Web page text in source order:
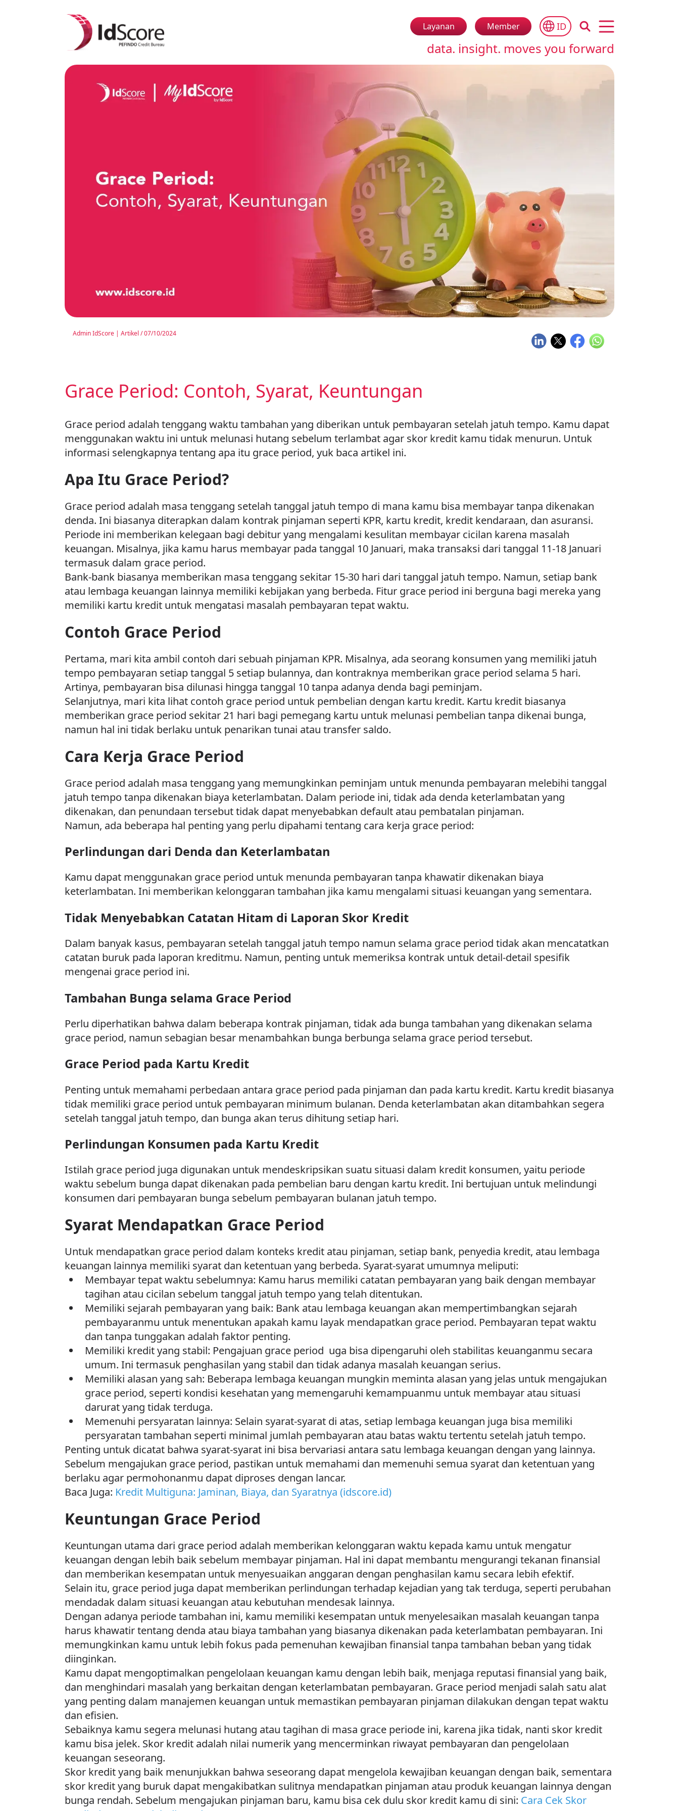
Layanan Member ID Open main menu
data. insight. moves you forward
Admin IdScore | Artikel /07/10/2024
Grace Period: Contoh, Syarat, Keuntungan
Grace period adalah tenggang waktu tambahan yang diberikan untuk pembayaran setelah jatuh tempo. Kamu dapat
menggunakan waktu ini untuk melunasi hutang sebelum terlambat agar skor kredit kamu tidak menurun. Untuk
informasi selengkapnya tentang apa itu grace period, yuk baca artikel ini.
Apa Itu Grace Period?
Grace period adalah masa tenggang setelah tanggal jatuh tempo di mana kamu bisa membayar tanpa dikenakan
denda. Ini biasanya diterapkan dalam kontrak pinjaman seperti KPR, kartu kredit, kredit kendaraan, dan asuransi.
Periode ini memberikan kelegaan bagi debitur yang mengalami kesulitan membayar cicilan karena masalah
keuangan. Misalnya, jika kamu harus membayar pada tanggal 10 Januari, maka transaksi dari tanggal 11-18 Januari
termasuk dalam grace period.
Bank-bank biasanya memberikan masa tenggang sekitar 15-30 hari dari tanggal jatuh tempo. Namun, setiap bank
atau lembaga keuangan lainnya memiliki kebijakan yang berbeda. Fitur grace period ini berguna bagi mereka yang
memiliki kartu kredit untuk mengatasi masalah pembayaran tepat waktu.
Contoh Grace Period
Pertama, mari kita ambil contoh dari sebuah pinjaman KPR. Misalnya, ada seorang konsumen yang memiliki jatuh
tempo pembayaran setiap tanggal 5 setiap bulannya, dan kontraknya memberikan grace period selama 5 hari.
Artinya, pembayaran bisa dilunasi hingga tanggal 10 tanpa adanya denda bagi peminjam.
Selanjutnya, mari kita lihat contoh grace period untuk pembelian dengan kartu kredit. Kartu kredit biasanya
memberikan grace period sekitar 21 hari bagi pemegang kartu untuk melunasi pembelian tanpa dikenai bunga,
namun hal ini tidak berlaku untuk penarikan tunai atau transfer saldo.
Cara Kerja Grace Period
Grace period adalah masa tenggang yang memungkinkan peminjam untuk menunda pembayaran melebihi tanggal
jatuh tempo tanpa dikenakan biaya keterlambatan. Dalam periode ini, tidak ada denda keterlambatan yang
dikenakan, dan penundaan tersebut tidak dapat menyebabkan default atau pembatalan pinjaman.
Namun, ada beberapa hal penting yang perlu dipahami tentang cara kerja grace period:
Perlindungan dari Denda dan Keterlambatan
Kamu dapat menggunakan grace period untuk menunda pembayaran tanpa khawatir dikenakan biaya
keterlambatan. Ini memberikan kelonggaran tambahan jika kamu mengalami situasi keuangan yang sementara.
Tidak Menyebabkan Catatan Hitam di Laporan Skor Kredit
Dalam banyak kasus, pembayaran setelah tanggal jatuh tempo namun selama grace period tidak akan mencatatkan
catatan buruk pada laporan kreditmu. Namun, penting untuk memeriksa kontrak untuk detail-detail spesifik
mengenai grace period ini.
Tambahan Bunga selama Grace Period
Perlu diperhatikan bahwa dalam beberapa kontrak pinjaman, tidak ada bunga tambahan yang dikenakan selama
grace period, namun sebagian besar menambahkan bunga berbunga selama grace period tersebut.
Grace Period pada Kartu Kredit
Penting untuk memahami perbedaan antara grace period pada pinjaman dan pada kartu kredit. Kartu kredit biasanya
tidak memiliki grace period untuk pembayaran minimum bulanan. Denda keterlambatan akan ditambahkan segera
setelah tanggal jatuh tempo, dan bunga akan terus dihitung setiap hari.
Perlindungan Konsumen pada Kartu Kredit
Istilah grace period juga digunakan untuk mendeskripsikan suatu situasi dalam kredit konsumen, yaitu periode
waktu sebelum bunga dapat dikenakan pada pembelian baru dengan kartu kredit. Ini bertujuan untuk melindungi
konsumen dari pembayaran bunga sebelum pembayaran bulanan jatuh tempo.
Syarat Mendapatkan Grace Period
Untuk mendapatkan grace period dalam konteks kredit atau pinjaman, setiap bank, penyedia kredit, atau lembaga
keuangan lainnya memiliki syarat dan ketentuan yang berbeda. Syarat-syarat umumnya meliputi:
Membayar tepat waktu sebelumnya: Kamu harus memiliki catatan pembayaran yang baik dengan membayar
tagihan atau cicilan sebelum tanggal jatuh tempo yang telah ditentukan.
Memiliki sejarah pembayaran yang baik: Bank atau lembaga keuangan akan mempertimbangkan sejarah
pembayaranmu untuk menentukan apakah kamu layak mendapatkan grace period. Pembayaran tepat waktu
dan tanpa tunggakan adalah faktor penting.
Memiliki kredit yang stabil: Pengajuan grace period uga bisa dipengaruhi oleh stabilitas keuanganmu secara
umum. Ini termasuk penghasilan yang stabil dan tidak adanya masalah keuangan serius.
Memiliki alasan yang sah: Beberapa lembaga keuangan mungkin meminta alasan yang jelas untuk mengajukan
grace period, seperti kondisi kesehatan yang memengaruhi kemampuanmu untuk membayar atau situasi
darurat yang tidak terduga.
Memenuhi persyaratan lainnya: Selain syarat-syarat di atas, setiap lembaga keuangan juga bisa memiliki
persyaratan tambahan seperti minimal jumlah pembayaran atau batas waktu tertentu setelah jatuh tempo.
Penting untuk dicatat bahwa syarat-syarat ini bisa bervariasi antara satu lembaga keuangan dengan yang lainnya.
Sebelum mengajukan grace period, pastikan untuk memahami dan memenuhi semua syarat dan ketentuan yang
berlaku agar permohonanmu dapat diproses dengan lancar.
Baca Juga: Kredit Multiguna: Jaminan, Biaya, dan Syaratnya (idscore.id)
Keuntungan Grace Period
Keuntungan utama dari grace period adalah memberikan kelonggaran waktu kepada kamu untuk mengatur
keuangan dengan lebih baik sebelum membayar pinjaman. Hal ini dapat membantu mengurangi tekanan finansial
dan memberikan kesempatan untuk menyesuaikan anggaran dengan penghasilan kamu secara lebih efektif.
Selain itu, grace period juga dapat memberikan perlindungan terhadap kejadian yang tak terduga, seperti perubahan
mendadak dalam situasi keuangan atau kebutuhan mendesak lainnya.
Dengan adanya periode tambahan ini, kamu memiliki kesempatan untuk menyelesaikan masalah keuangan tanpa
harus khawatir tentang denda atau biaya tambahan yang biasanya dikenakan pada keterlambatan pembayaran. Ini
memungkinkan kamu untuk lebih fokus pada pemenuhan kewajiban finansial tanpa tambahan beban yang tidak
diinginkan.
Kamu dapat mengoptimalkan pengelolaan keuangan kamu dengan lebih baik, menjaga reputasi finansial yang baik,
dan menghindari masalah yang berkaitan dengan keterlambatan pembayaran. Grace period menjadi salah satu alat
yang penting dalam manajemen keuangan untuk memastikan pembayaran pinjaman dilakukan dengan tepat waktu
dan efisien.
Sebaiknya kamu segera melunasi hutang atau tagihan di masa grace periode ini, karena jika tidak, nanti skor kredit
kamu bisa jelek. Skor kredit adalah nilai numerik yang mencerminkan riwayat pembayaran dan pengelolaan
keuangan seseorang.
Skor kredit yang baik menunjukkan bahwa seseorang dapat mengelola kewajiban keuangan dengan baik, sementara
skor kredit yang buruk dapat mengakibatkan sulitnya mendapatkan pinjaman atau produk keuangan lainnya dengan
bunga rendah. Sebelum mengajukan pinjaman baru, kamu bisa cek dulu skor kredit kamu di sini: Cara Cek Skor